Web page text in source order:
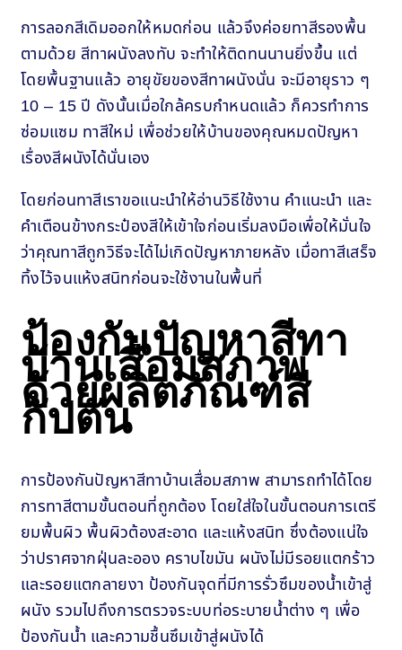
การลอกสีเดิมออกให้หมดก่อน แล้วจึงค่อยทาสีรองพื้น
ตามด้วย สีทาผนังลงทับ จะทำให้ติดทนนานยิ่งขึ้น แต่
โดยพื้นฐานแล้ว อายุขัยของสีทาผนังนั่น จะมีอายุราว ๆ
10 – 15 ปี ดังนั้นเมื่อใกล้ครบกำหนดแล้ว ก็ควรทำการ
ซ่อมแซม ทาสีใหม่ เพื่อช่วยให้บ้านของคุณหมดปัญหา
เรื่องสีผนังได้นั่นเอง
โดยก่อนทาสีเราขอแนะนำให้อ่านวิธีใช้งาน คำแนะนำ และ
คำเตือนข้างกระป๋องสีให้เข้าใจก่อนเริ่มลงมือเพื่อให้มั่นใจ
ว่าคุณทาสีถูกวิธีจะได้ไม่เกิดปัญหาภายหลัง เมื่อทาสีเสร็จ
ทิ้งไว้จนแห้งสนิทก่อนจะใช้งานในพื้นที่
ป้องกันปัญหาสีทา
บ้านเสื่อมสภาพ
ด้วยผลิตภัณฑ์สี
กัปตัน
การป้องกันปัญหาสีทาบ้านเสื่อมสภาพ สามารถทำได้โดย
การทาสีตามขั้นตอนที่ถูกต้อง โดยใส่ใจในขั้นตอนการเตรี
ยมพื้นผิว พื้นผิวต้องสะอาด และแห้งสนิท ซึ่งต้องแน่ใจ
ว่าปราศจากฝุ่นละออง คราบไขมัน ผนังไม่มีรอยแตกร้าว
และรอยแตกลายงา ป้องกันจุดที่มีการรั่วซึมของน้ำเข้าสู่
ผนัง รวมไปถึงการตรวจระบบท่อระบายน้ำต่าง ๆ เพื่อ
ป้องกันน้ำ และความชื้นซึมเข้าสู่ผนังได้